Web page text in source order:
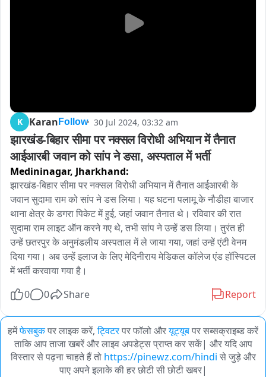
K Karan Follow 30 Jul 2024, 03:32 am
झारखंड-बिहार सीमा पर नक्सल विरोधी अभियान में तैनात
आईआरबी जवान को सांप ने डसा, अस्पताल में भर्ती
Medininagar, Jharkhand:
झारखंड-बिहार सीमा पर नक्सल विरोधी अभियान में तैनात आईआरबी के
जवान सुदामा राम को सांप ने डस लिया। यह घटना पलामू के नौडीहा बाजार
थाना क्षेत्र के डगरा पिकेट में हुई, जहां जवान तैनात थे। रविवार की रात
सुदामा राम लाइट ऑन करने गए थे, तभी सांप ने उन्हें डस लिया। तुरंत ही
उन्हें छतरपुर के अनुमंडलीय अस्पताल में ले जाया गया, जहां उन्हें एंटी वेनम
दिया गया। अब उन्हें इलाज के लिए मेदिनीराय मेडिकल कॉलेज एंड हॉस्पिटल
में भर्ती करवाया गया है।
0
0 Share Report
हमेंफेसबुकपर लाइक करें, ट्विटरपर फॉलो औरयूट्यूबपर सब्सक्राइब्ड करें
ताकि आप ताजा खबरें और लाइव अपडेट्स प्राप्त कर सकें| और यदि आप
विस्तार से पढ़ना चाहते हैं तो https://pinewz.com/hindi से जुड़े और
पाए अपने इलाके की हर छोटी सी छोटी खबर|